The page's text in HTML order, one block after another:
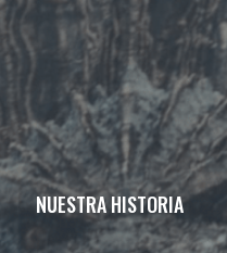
NUESTRA HISTORIA